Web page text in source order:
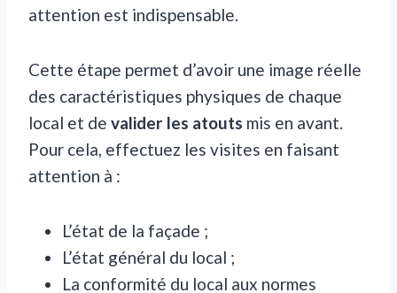
attention est indispensable.
Cette étape permet d’avoir une image réelle
des caractéristiques physiques de chaque
local et de valider les atouts mis en avant.
Pour cela, effectuez les visites en faisant
attention à :
L’état de la façade ;
L’état général du local ;
La conformité du local aux normes